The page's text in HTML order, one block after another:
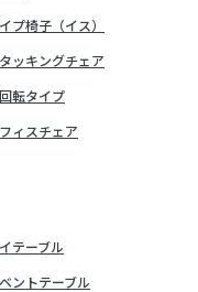
プ椅子（イス）
ッキングチェア
転タイプ
ィスチェア
テーブル
ントテーブル